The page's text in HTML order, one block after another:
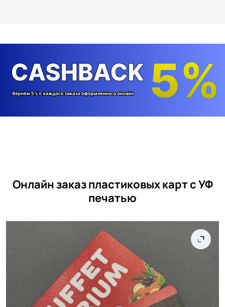
Онлайн заказ пластиковых карт с УФ
печатью